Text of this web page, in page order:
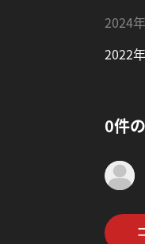
2024
2022
0件